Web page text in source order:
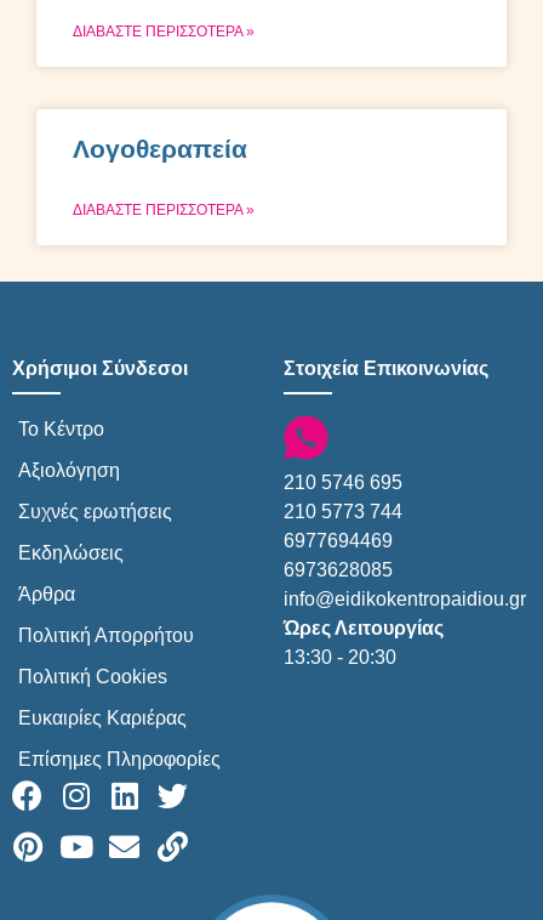
ΔΙΑΒΑΣΤΕ ΠΕΡΙΣΣΟΤΕΡΑ »
Λογοθεραπεία
ΔΙΑΒΑΣΤΕ ΠΕΡΙΣΣΟΤΕΡΑ »
Χρήσιμοι Σύνδεσοι
Το Κέντρο
Αξιολόγηση
Συχνές ερωτήσεις
Εκδηλώσεις
Άρθρα
Πολιτική Απορρήτου
Πολιτική Cookies
Ευκαιρίες Καριέρας
Επίσημες Πληροφορίες
Στοιχεία Επικοινωνίας
210 5746 695
210 5773 744
6977694469
6973628085
info@eidikokentropaidiou.gr
Ώρες Λειτουργίας
13:30 - 20:30